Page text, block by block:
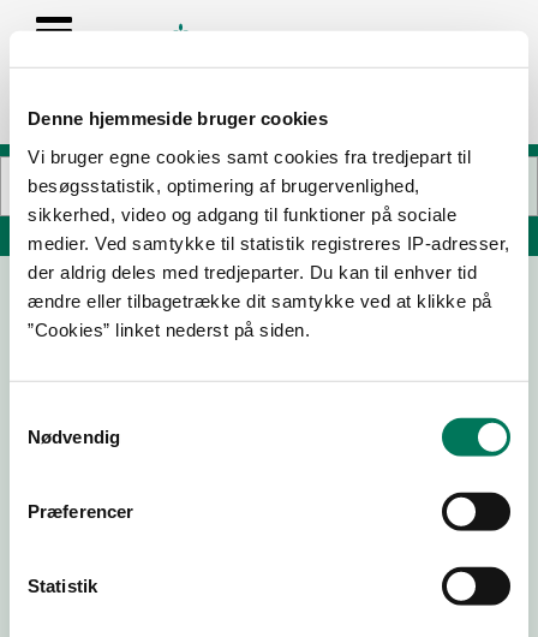
Denne hjemmeside bruger cookies
Vi bruger egne cookies samt cookies fra tredjepart til
besøgsstatistik, optimering af brugervenlighed,
sikkerhed, video og adgang til funktioner på sociale
medier. Ved samtykke til statistik registreres IP-adresser,
der aldrig deles med tredjeparter. Du kan til enhver tid
ændre eller tilbagetrække dit samtykke ved at klikke på
”Cookies” linket nederst på siden.
Nødvendig
Præferencer
Statistik
Søg på adresse, postnummer, by, firmanavn
Virksomhedstype